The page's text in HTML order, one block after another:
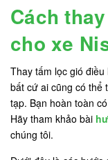
Cách
cho xe
Thay tấm lọc gió
bất cứ ai cũng có thể
tạp. Bạn hoàn toàn
Hãy tham khảo bài
chúng tôi.